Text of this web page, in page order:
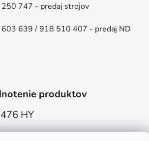
747 - predaj strojov
639 / 918 510 407 - predaj ND
produktov
HY
je 5 z 5 hviezdičiek.